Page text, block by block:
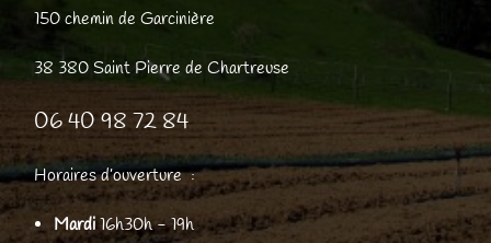
150 chemin de Garcinière
38 380 Saint Pierre de Chartreuse
06 40 98 72 84
Horaires d’ouverture :
Mardi16h30h - 19h